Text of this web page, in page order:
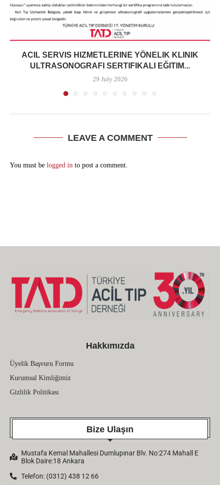
ACIL SERVIS HIZMETLERINE YÖNELIK KLINIK
ULTRASONOGRAFI SERTIFIKALI EĞITIM...
29 July 2026
LEAVE A COMMENT
You must be logged in to post a comment.
Hakkımızda
Üyelik Başvuru Formu
Kurumsal Kimliğimiz
Gizlilik Politikası
Bize Ulaşın
Mustafa Kemal Mahallesi Dumlupınar Blv. No:274 Mahall E
Blok Daire:18 Ankara
Telefon: (0312) 438 12 66